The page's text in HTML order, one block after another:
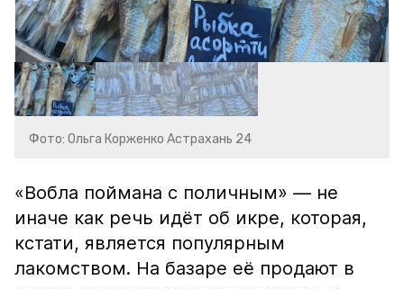
Фото: Ольга Корженко Астрахань 24
«Вобла поймана с поличным» — не
иначе как речь идёт об икре, которая,
кстати, является популярным
лакомством. На базаре её продают в